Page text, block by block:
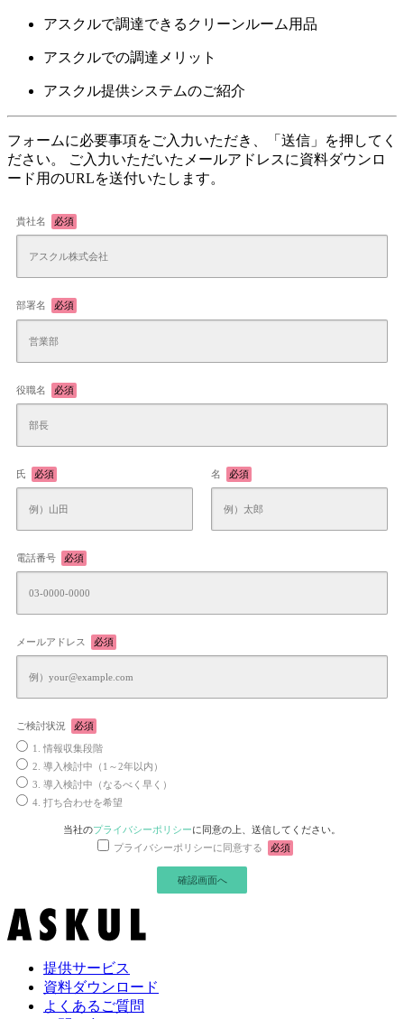
アスクルで調達できるクリーンルーム用品
アスクルでの調達メリット
アスクル提供システムのご紹介
フォームに必要事項をご入力いただき、「送信」を押してく
ださい。 ご入力いただいたメールアドレスに資料ダウンロ
ード用のURLを送付いたします。
貴社名 必須
部署名 必須
役職名 必須
氏 必須 名 必須
電話番号 必須
メールアドレス 必須
ご検討状況 必須
1. 情報収集段階
2. 導入検討中（1～2年以内）
3. 導入検討中（なるべく早く）
4. 打ち合わせを希望
当社のプライバシーポリシーに同意の上、送信してください。
プライバシーポリシーに同意する
必須
提供サービス
資料ダウンロード
よくあるご質問